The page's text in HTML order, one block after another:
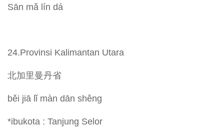
Sān mǎ lín dá
24.Provinsi Kalimantan Utara
北加里曼丹省
běi jiā lǐ màn dān shěng
*ibukota : Tanjung Selor